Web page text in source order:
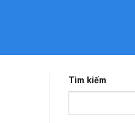
Tìm kiếm